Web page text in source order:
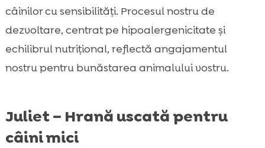
câinilor cu sensibilități. Procesul nostru de
dezvoltare, centrat pe hipoalergenicitate și
echilibrul nutrițional, reflectă angajamentul
nostru pentru bunăstarea animalului vostru.
Juliet – Hrană uscată pentru
câini mici